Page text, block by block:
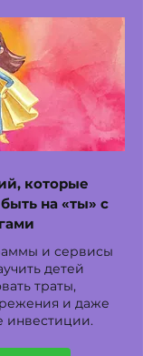
которые
на «ты» с
и сервисы
детей
траты,
и даже
инвестиции.